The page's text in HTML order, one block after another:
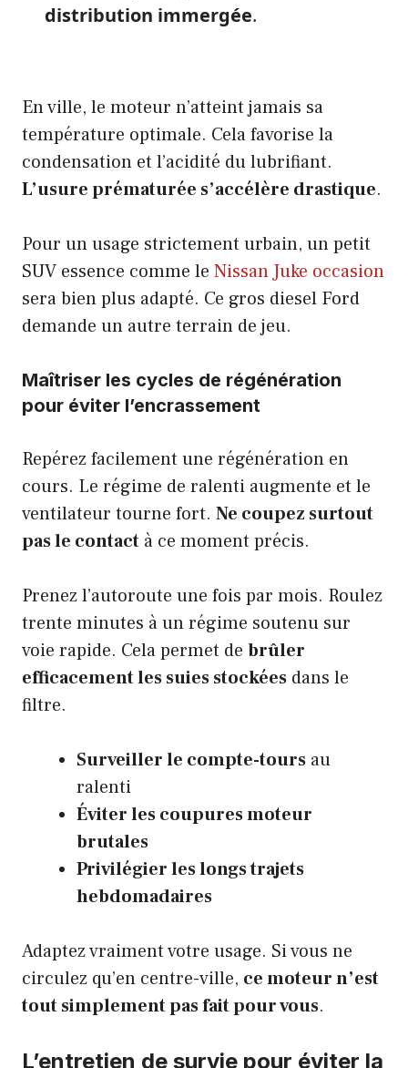
distribution immergée.
En ville, le moteur n’atteint jamais sa
température optimale. Cela favorise la
condensation et l’acidité du lubrifiant.
L’usure prématurée s’accélère drastique.
Pour un usage strictement urbain, un petit
SUV essence comme le Nissan Juke occasion
sera bien plus adapté. Ce gros diesel Ford
demande un autre terrain de jeu.
Maîtriser les cycles de régénération
pour éviter l’encrassement
Repérez facilement une régénération en
cours. Le régime de ralenti augmente et le
ventilateur tourne fort. Ne coupez surtout
pas le contact à ce moment précis.
Prenez l’autoroute une fois par mois. Roulez
trente minutes à un régime soutenu sur
voie rapide. Cela permet de brûler
efficacement les suies stockées dans le
filtre.
Surveiller le compte-tours au
ralenti
Éviter les coupures moteur
brutales
Privilégier les longs trajets
hebdomadaires
Adaptez vraiment votre usage. Si vous ne
circulez qu’en centre-ville, ce moteur n’est
tout simplement pas fait pour vous.
L’entretien de survie pour éviter la